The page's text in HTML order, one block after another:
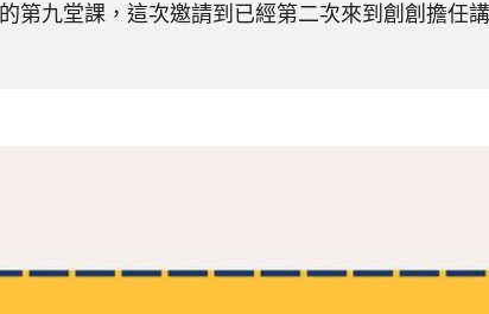
第九堂課，這次邀請到已經第二次來到創創擔